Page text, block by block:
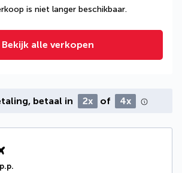
is niet langer beschikbaar.
Bekijk alle verkopen
betaal in 2x of 4x